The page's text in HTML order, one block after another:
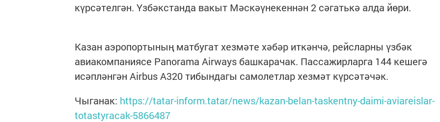
күрсәтелгән. Үзбәкстанда вакыт Мәскәүнекеннән 2 сәгатькә алда йөри.
Казан аэропортының матбугат хезмәте хәбәр иткәнчә, рейсларны үзбәк
авиакомпаниясе Panorama Airways башкарачак. Пассажирларга 144 кешегә
исәпләнгән Airbus A320 тибындагы самолетлар хезмәт күрсәтәчәк.
Чыганак: https://tatar-inform.tatar/news/kazan-belan-taskentny-daimi-aviareislar-
totastyracak-5866487